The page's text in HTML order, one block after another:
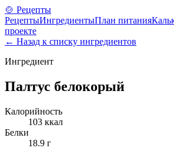
🍲 Рецепты
РецептыИнгредиентыПлан питания
проекте
← Назад к списку ингредиентов
Ингредиент
Палтус белокорый
Калорийность
103 ккал
Белки
18.9 г